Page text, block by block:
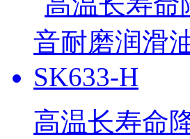
高温长寿命